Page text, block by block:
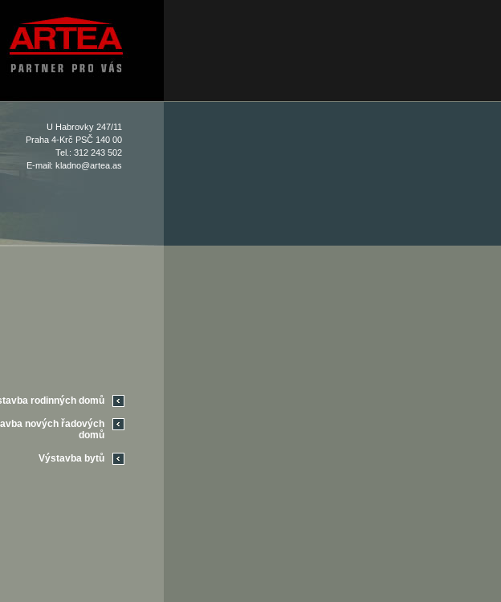
U Habrovky 247/11
Praha 4-Krč PSČ 140 00
Tel.: 312 243 502
E-mail: kladno@artea.as
rodinných domů
nových řadových
domů
Výstavba bytů